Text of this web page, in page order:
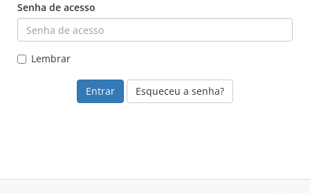
Senha de acesso
Lembrar
Esqueceu a senha?